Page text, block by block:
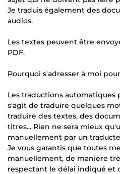
Je traduis également des
audios.
Les textes peuvent être
PDF.
Pourquoi s'adresser à moi
Les traductions
s'agit de traduire quelques
traduire des textes, des
titres... Rien ne sera mieux
manuellement par un
Je vous garantis que toutes
manuellement, de manière
respectant le délai indiqué et